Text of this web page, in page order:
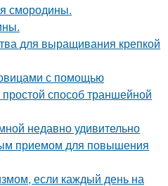
смородины.
для выращивания крепкой
с помощью
способ траншейной
недавно удивительно
приемом для повышения
если каждый день на